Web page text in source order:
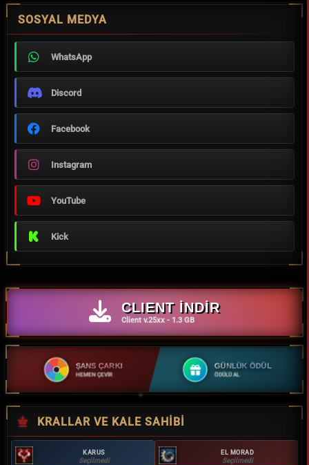
SOSYAL MEDYA
WhatsApp
Discord
Facebook
Instagram
YouTube
Kick
CLIENT İNDİR
Client v.25xx - 1.3 GB
ŞANS ÇARKI
HEMEN ÇEVİR
GÜNLÜK ÖDÜL
ÖDÜLÜ AL
KRALLAR VE KALE SAHIBI
KARUS
Seçilmedi
EL MORAD
Seçilmedi